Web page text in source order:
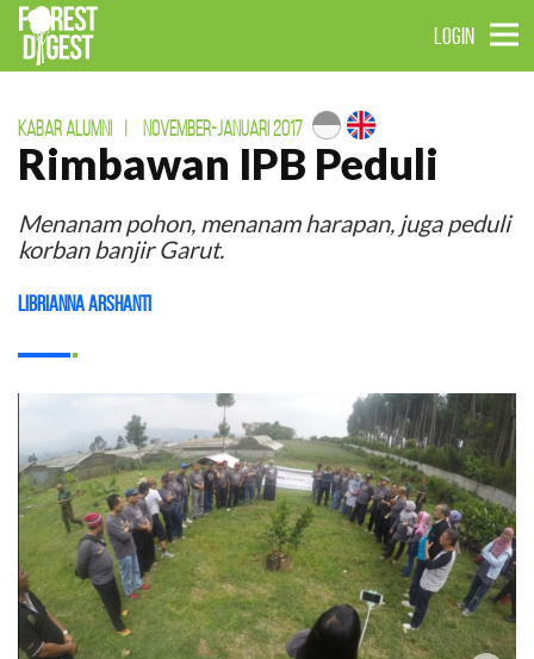
LOGIN
KABAR ALUMNI NOVEMBER-JANUARI 2017
Rimbawan IPB Peduli
Menanam pohon, menanam harapan, juga peduli
korban banjir Garut.
Librianna Arshanti